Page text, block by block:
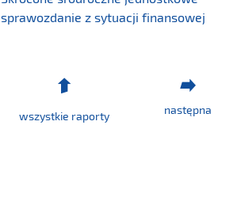
sprawozdanie z sytuacji finansowej
wszystkie raporty następna